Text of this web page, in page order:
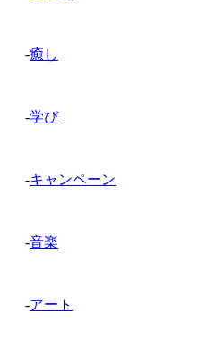
-癒し
-学び
-キャンペーン
-音楽
-アート